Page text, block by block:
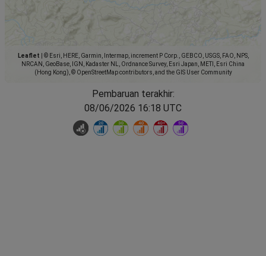
Leaflet
© Esri, HERE, Garmin, Intermap, increment P Corp., GEBCO, USGS, FAO, NPS,
NRCAN, GeoBase, IGN, Kadaster NL, Ordnance Survey, Esri Japan, METI, Esri China
(Hong Kong), © OpenStreetMap contributors, and the GIS User Community
Pembaruan terakhir:
08/06/2026 16:18 UTC